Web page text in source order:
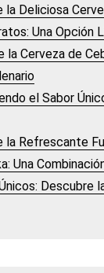
la Deliciosa
Una Opción
la Cerveza de
el Sabor
la Refrescante
Una
Descubre